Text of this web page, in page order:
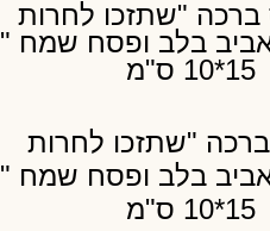
"שתזכו לחרות
בלב ופסח שמח "
15*10 ס"מ